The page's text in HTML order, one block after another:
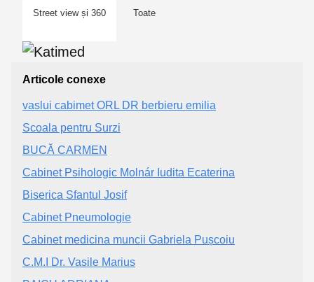
Street view și 360 Toate
Articole conexe
vaslui cabimet ORL DR berbieru emilia
Scoala pentru Surzi
BUCĂ CARMEN
Cabinet Psihologic Molnár Iudita Ecaterina
Biserica Sfantul Josif
Cabinet Pneumologie
Cabinet medicina muncii Gabriela Pușcoiu
C.M.I Dr. Vasile Marius